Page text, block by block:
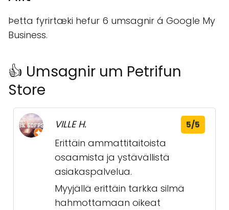
Þetta fyrirtæki hefur 6 umsagnir á Google My
Business.
👍 Umsagnir um Petrifun
Store
VILLE H. 5/5
Erittäin ammattitaitoista
osaamista ja ystävällistä
asiakaspalvelua.
Myyjällä erittäin tarkka silmä
hahmottamaan oikeat